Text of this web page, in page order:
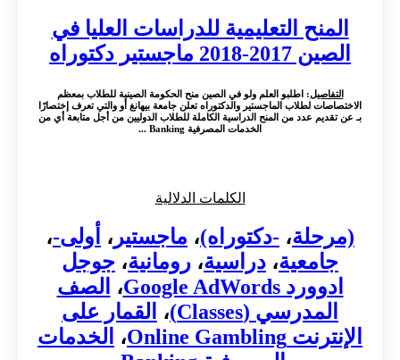
المنح التعليمية للدراسات العليا في
الصين 2017-2018 ماجستير دكتوراه
التفاصيل: اطلبو العلم ولو في الصين منح الحكومة الصينية للطلاب بمعظم
الاختصاصات لطلاب الماجستير والدكتوراه تعلن جامعة بيهانغ أو والتي تعرف إختصارًا
بـ عن تقديم عدد من المنح الدراسية الكاملة للطلاب الدوليين من أجل متابعة أي من
الخدمات المصرفية Banking ...
الكلمات الدلالية
(مرحلة، -دكتوراه)، ماجستير ، أولى-،
جامعية، دراسية، رومانية، جوجل
ادوورد Google AdWords
،
الصف
المدرسي (Classes)
،
القمار على
الإنترنت Online Gambling
،
الخدمات